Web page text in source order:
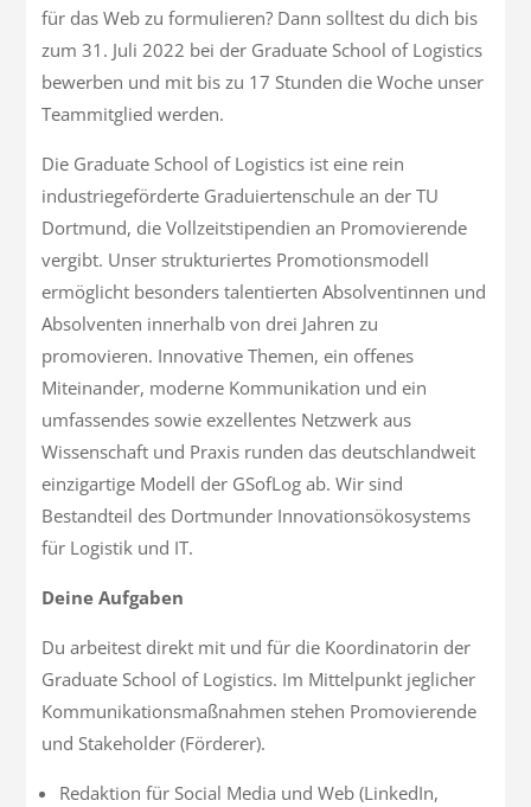
für das Web zu formulieren? Dann solltest du dich bis
zum 31. Juli 2022 bei der Graduate School of Logistics
bewerben und mit bis zu 17 Stunden die Woche unser
Teammitglied werden.
Die Graduate School of Logistics ist eine rein
industriegeförderte Graduiertenschule an der TU
Dortmund, die Vollzeitstipendien an Promovierende
vergibt. Unser strukturiertes Promotionsmodell
ermöglicht besonders talentierten Absolventinnen und
Absolventen innerhalb von drei Jahren zu
promovieren. Innovative Themen, ein offenes
Miteinander, moderne Kommunikation und ein
umfassendes sowie exzellentes Netzwerk aus
Wissenschaft und Praxis runden das deutschlandweit
einzigartige Modell der GSofLog ab. Wir sind
Bestandteil des Dortmunder Innovationsökosystems
für Logistik und IT.
Deine Aufgaben
Du arbeitest direkt mit und für die Koordinatorin der
Graduate School of Logistics. Im Mittelpunkt jeglicher
Kommunikationsmaßnahmen stehen Promovierende
und Stakeholder (Förderer).
Redaktion für Social Media und Web (LinkedIn,